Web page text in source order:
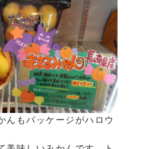
んもパッケージがハロウ